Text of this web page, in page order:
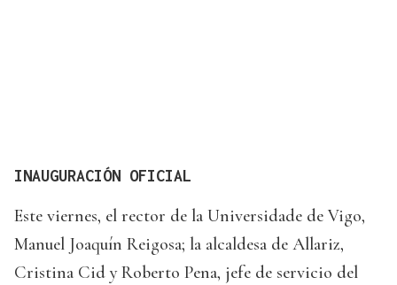
INAUGURACIÓN OFICIAL
Este viernes, el rector de la Universidade de Vigo,
Manuel Joaquín Reigosa; la alcaldesa de Allariz,
Cristina Cid y Roberto Pena, jefe de servicio del